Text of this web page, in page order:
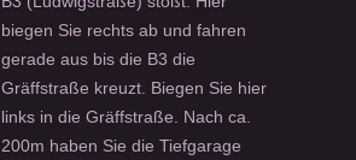
biegen Sie rechts ab und fahren
gerade aus bis die B3 die
Gräffstraße kreuzt. Biegen Sie hier
links in die Gräffstraße. Nach ca.
200m haben Sie die Tiefgarage